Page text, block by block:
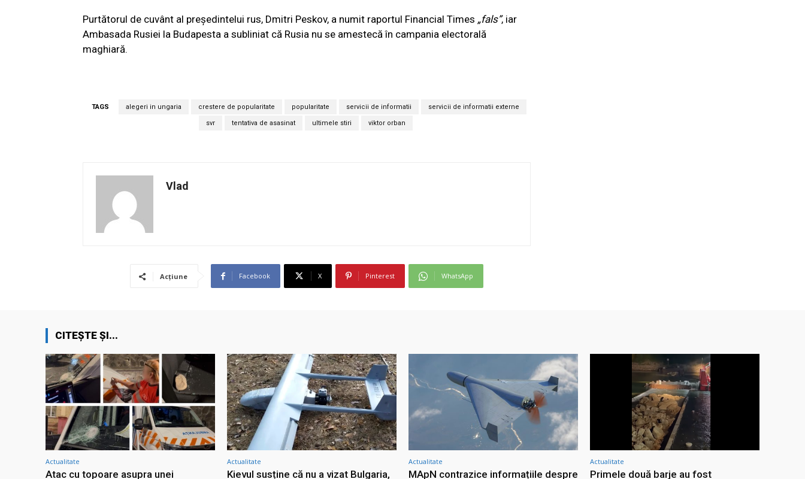
Purtătorul de cuvânt al președintelui rus, Dmitri Peskov, a numit raportul Financial Times „fals”, iar
Ambasada Rusiei la Budapesta a subliniat că Rusia nu se amestecă în campania electorală
maghiară.
TAGS alegeri in ungaria crestere de popularitate popularitate servicii de informatii servicii de informatii externe
svr tentativa de asasinat ultimele stiri viktor orban
Vlad
Acțiune Facebook X Pinterest WhatsApp
CITEȘTE ȘI...
Actualitate
Atac cu topoare asupra unei
Actualitate
Kievul susține că nu a vizat Bulgaria,
Actualitate
MApN contrazice informațiile despre
Actualitate
Primele două barje au fost